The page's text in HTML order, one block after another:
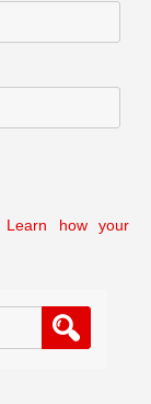
Learn how your